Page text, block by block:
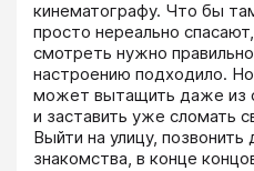
кинематографу. Что бы
просто нереально
смотреть нужно
настроению подходило.
может вытащить даже из
и заставить уже сломать
Выйти на улицу,
знакомства, в конце